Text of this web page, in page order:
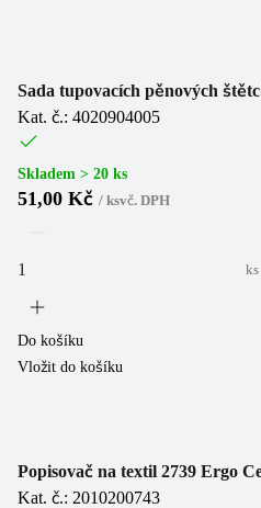
Sada tupovacích pěnových
Kat. č.: 4020904005
Skladem > 20 ks
51,00 Kč / ksvč. DPH
ks
Do košíku
Vložit do košíku
Popisovač na textil 2739 Ergo
Kat. č.: 2010200743